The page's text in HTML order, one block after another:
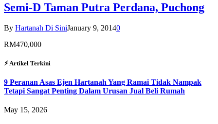
Semi-D Taman Putra Perdana, Puchong
By Hartanah Di SiniJanuary 9, 20140
RM470,000
⚡︎ Artikel Terkini
9 Peranan Asas Ejen Hartanah Yang Ramai Tidak Nampak
Tetapi Sangat Penting Dalam Urusan Jual Beli Rumah
May 15, 2026